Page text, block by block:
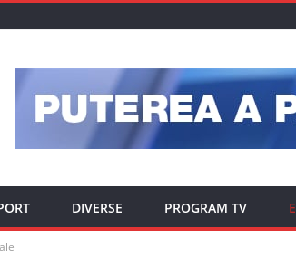
DIVERSE PROGRAM TV